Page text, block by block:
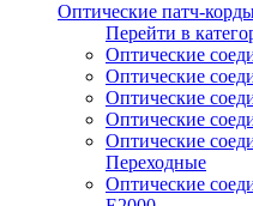
Оптические патч-
Перейти в
Оптические
Оптические
Оптические
Оптические
Оптические
Переходные
Оптические